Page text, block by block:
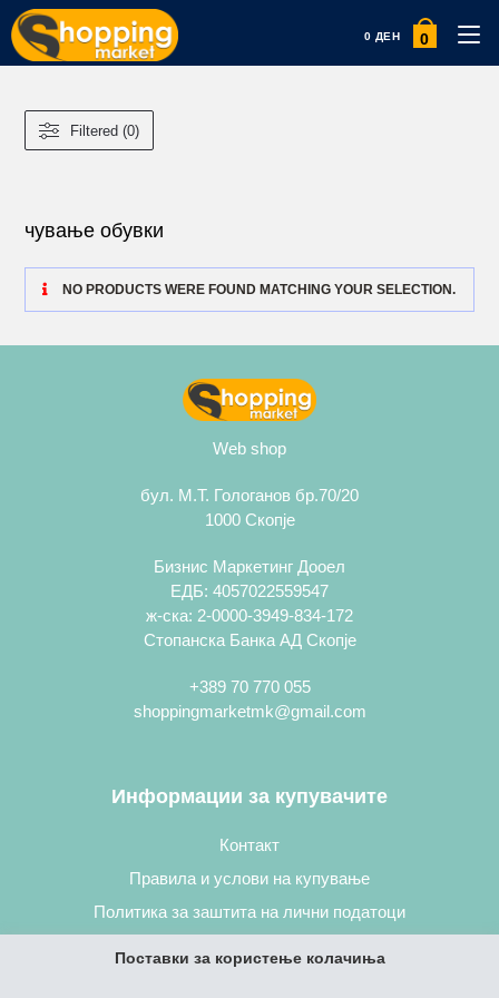
0 ДЕН 0
Filtered (0)
чување обувки
NO PRODUCTS WERE FOUND MATCHING YOUR SELECTION.
Web shop
бул. М.Т. Гологанов бр.70/20
1000 Скопје
Бизнис Маркетинг Дооел
ЕДБ: 4057022559547
ж-ска: 2-0000-3949-834-172
Стопанска Банка АД Скопје
+389 70 770 055
shoppingmarketmk@gmail.com
Информации за купувачите
Контакт
Правила и услови на купување
Политика за заштита на лични податоци
Поставки за користење колачиња